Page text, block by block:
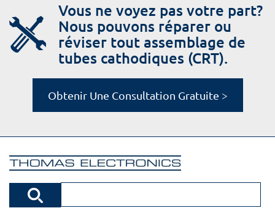
Vous ne voyez pas votre part?
Nous pouvons réparer ou
réviser tout assemblage de
tubes cathodiques (CRT).
Obtenir Une Consultation Gratuite >